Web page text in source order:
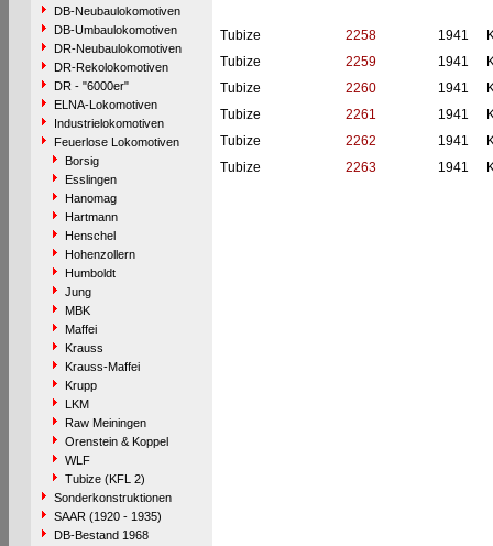
DB-Neubaulokomotiven
DB-Umbaulokomotiven
DR-Neubaulokomotiven
DR-Rekolokomotiven
DR - "6000er"
ELNA-Lokomotiven
Industrielokomotiven
Feuerlose Lokomotiven
Borsig
Esslingen
Hanomag
Hartmann
Henschel
Hohenzollern
Humboldt
Jung
MBK
Maffei
Krauss
Krauss-Maffei
Krupp
LKM
Raw Meiningen
Orenstein & Koppel
WLF
Tubize (KFL 2)
Sonderkonstruktionen
SAAR (1920 - 1935)
DB-Bestand 1968
Tubize 2258 1941
Tubize
2259 1941
Tubize
2260 1941
Tubize
2261 1941
Tubize
2262 1941
Tubize
2263 1941